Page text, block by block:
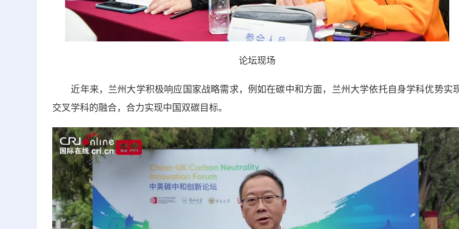
论坛现场
近年来，兰州大学积极响应国家战略需求，例如在碳中和方面，兰州大学依托自身学科优势实
交叉学科的融合，合力实现中国双碳目标。